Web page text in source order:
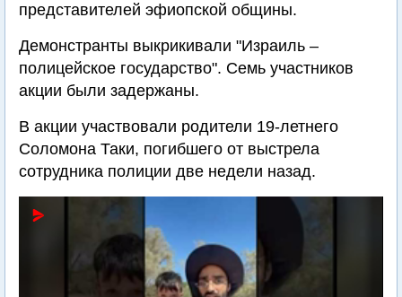
представителей эфиопской общины.
Демонстранты выкрикивали "Израиль –
полицейское государство". Семь участников
акции были задержаны.
В акции участвовали родители 19-летнего
Соломона Таки, погибшего от выстрела
сотрудника полиции две недели назад.